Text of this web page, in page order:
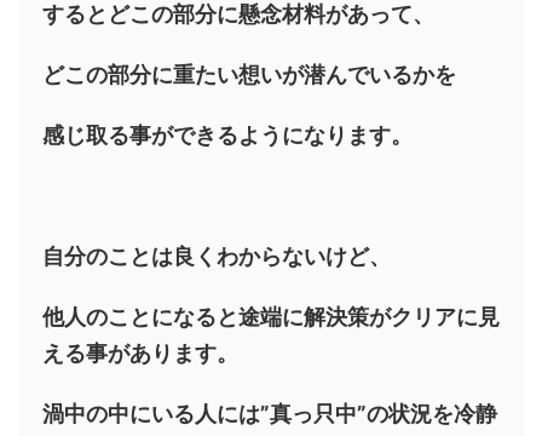
するとどこの部分に懸念材料があって、
どこの部分に重たい想いが潜んでいるかを
感じ取る事ができるようになります。
自分のことは良くわからないけど、
他人のことになると途端に解決策がクリアに見
える事があります。
渦中の中にいる人には”真っ只中”の状況を冷静